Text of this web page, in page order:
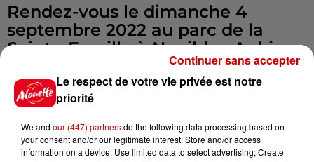
Rendez-vous le dimanche 4
septembre 2022 au parc de la
Sainte-Famille à Nueil-les-Aubiers
La journée se clôturera par un
concert gratuit.
Télécharger le programme ici :
Le respect de votre vie privée est notre
priorité
We and our (447) partnersdo the following data processing based on
your consent and/or our legitimate interest: Store and/or access
information on a device; Use limited data to select advertising; Create
Continuer sans accepter